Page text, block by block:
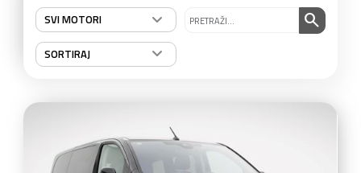
SVI MOTORI search
SORTIRAJ